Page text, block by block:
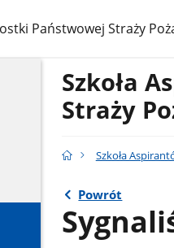
Państwowej Straży
Szkoła
Straży
Szkoła
Powrót